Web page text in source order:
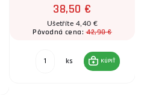
38,50 €
Ušetříte 4,40 €
Pôvodná cena:42,90 €
ks KÚPIŤ